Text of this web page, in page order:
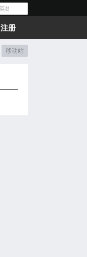
注册
移动站